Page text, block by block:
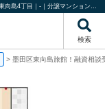
墨田区東向島旅館！融資相談受付中！中国語＆EngOK！ 東京都墨田区東向島4丁目｜-｜分譲マンション情報｜株式会社リタ不動産
検索
> 墨田区東向島旅館！融資相